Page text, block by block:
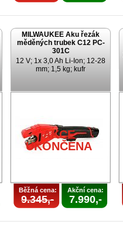
MILWAUKEE Aku řezák
měděných trubek C12 PC-
301C
12 V; 1x 3,0 Ah Li-Ion; 12-28
mm; 1,5 kg; kufr
AKCE
UKONČENA
Běžná cena:
9.345,-
Akční cena:
7.990,-